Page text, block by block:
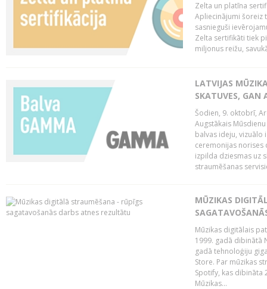
Zelta un platīna
Apliecinājumi šoreiz
sasnieguši
Zelta sertifikāti tiek
miljonus reižu,
LATVIJAS
SKATUVES, GAN
Šodien, 9. oktobrī,
Augstākais
balvas ideju,
ceremonijas norises
izpilda dziesmas uz
straumēšanas
MŪZIKAS
Mūzikas digitālais
1999. gadā dibinātā
gadā tehnoloģiju
Store. Par mūzikas
Spotify, kas dibināta
Mūzikas...